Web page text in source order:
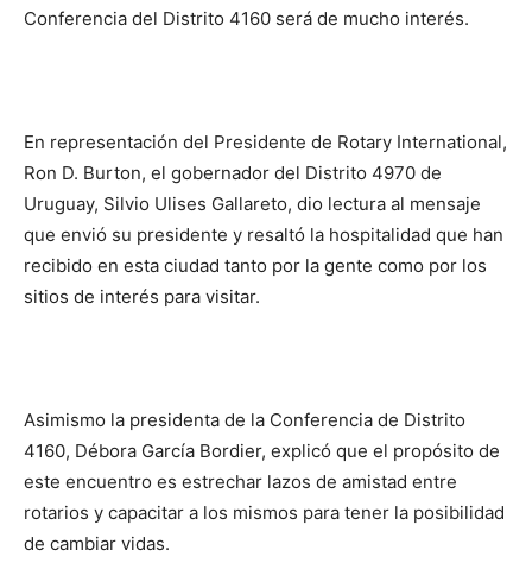
Conferencia del Distrito 4160 será de mucho interés.
En representación del Presidente de Rotary International,
Ron D. Burton, el gobernador del Distrito 4970 de
Uruguay, Silvio Ulises Gallareto, dio lectura al mensaje
que envió su presidente y resaltó la hospitalidad que han
recibido en esta ciudad tanto por la gente como por los
sitios de interés para visitar.
Asimismo la presidenta de la Conferencia de Distrito
4160, Débora García Bordier, explicó que el propósito de
este encuentro es estrechar lazos de amistad entre
rotarios y capacitar a los mismos para tener la posibilidad
de cambiar vidas.